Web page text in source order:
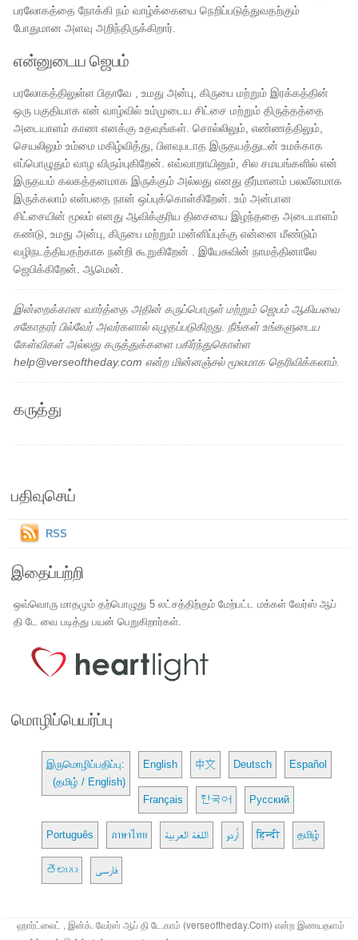
பரலோகத்தை நோக்கி நம் வாழ்க்கையை நெறிப்படுத்துவதற்கும்
போதுமான அளவு அறிந்திருக்கிறார்.
என்னுடைய ஜெபம்
பரலோகத்திலுள்ள பிதாவே , உமது அன்பு, கிருபை மற்றும் இரக்கத்தின்
ஒரு பகுதியாக என் வாழ்வில் உம்முடைய சிட்சை மற்றும் திருத்தத்தை
அடையாளம் காண எனக்கு உதவுங்கள். சொல்லிலும், எண்ணத்திலும்,
செயலிலும் உம்மை மகிழ்வித்து, பிளவுபடாத இருதயத்துடன் உமக்காக
எப்பொழுதும் வாழ விரும்புகிறேன். எவ்வாறாயினும், சில சமயங்களில் என்
இருதயம் கலகத்தனமாக இருக்கும் அல்லது எனது தீர்மானம் பலவீனமாக
இருக்கலாம் என்பதை நான் ஒப்புக்கொள்கிறேன். உம் அன்பான
சிட்சையின் மூலம் எனது ஆவிக்குரிய திசையை இழந்ததை அடையாளம்
கண்டு, உமது அன்பு, கிருபை மற்றும் மன்னிப்புக்கு என்னை மீண்டும்
வழிநடத்தியதற்காக நன்றி கூறுகிறேன் . இயேசுவின் நாமத்தினாலே
ஜெபிக்கிறேன். ஆமென்.
இன்றைக்கான வார்த்தை அதின் கருப்பொருள் மற்றும் ஜெபம் ஆகியவை
சகோதரர் பில்வேர் அவர்களால் எழுதப்படுகிறது. நீங்கள் உங்களுடைய
கேள்விகள் அல்லது கருத்துக்களை பகிர்ந்துகொள்ள
help@verseoftheday.com என்ற மின்னஞ்சல் மூலமாக தெரிவிக்கலாம்.
கருத்து
பதிவுசெய்
RSS
இதைப்பற்றி
ஒவ்வொரு மாதமும் தற்பொழுது 5 லட்சத்திற்கும் மேற்பட்ட மக்கள் வேர்ஸ் ஆப்
தி டே வை படித்து பயன் பெறுகிறார்கள்.
மொழிப்பெயர்ப்பு
இருமொழிப்பதிப்பு:
(தமிழ் / English)
English 中文 Deutsch Español
Français 한국어 Русский
Português ภาษาไทย اللغة العربية اُردو हिन्दी தமிழ்
తెలుగు فارسی
ஹார்ட்லைட் , இன்க். வேர்ஸ் ஆப் தி டே.காம் (verseoftheday.Com) என்ற இணயதளம்